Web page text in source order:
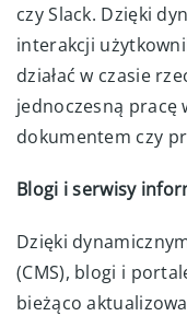
czy Slack. Dzięki
interakcji
działać w czasie
jednoczesną pracę
dokumentem czy
Blogi i serwisy
Dzięki
(CMS), blogi i
bieżąco